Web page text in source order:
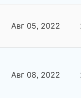
Авг 05, 2022
Авг 08, 2022